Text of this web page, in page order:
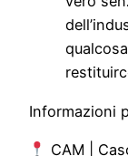
Informazioni
CAM |